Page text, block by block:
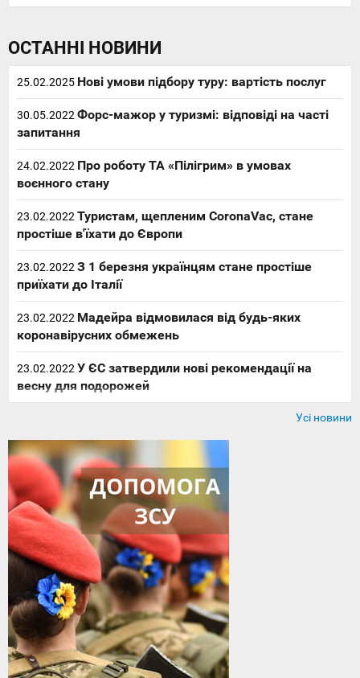
ОСТАННІ НОВИНИ
25.02.2025 Нові умови підбору туру: вартість послуг
30.05.2022Форс-мажор у туризмі: відповіді на часті
запитання
24.02.2022 Про роботу ТА «Пілігрим» в умовах
воєнного стану
23.02.2022Туристам, щепленим CoronaVac, стане
простіше в'їхати до Європи
23.02.2022З 1 березня українцям стане простіше
приїхати до Італії
23.02.2022 Мадейра відмовилася від будь-яких
коронавірусних обмежень
23.02.2022У ЄС затвердили нові рекомендації на
весну для подорожей
Усі новини